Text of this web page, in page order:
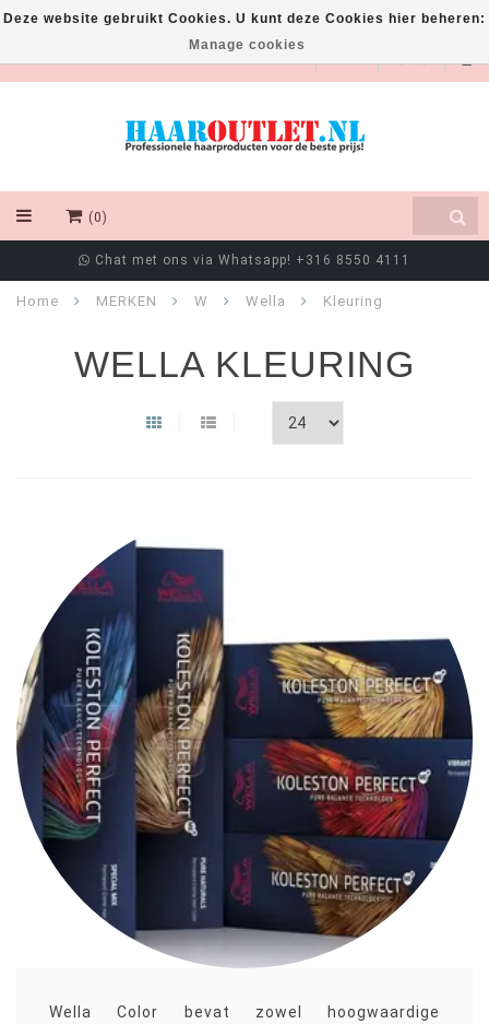
EUR
(0)
Chat met ons via Whatsapp! +316 8550 4111
Home MERKEN W Wella Kleuring
WELLA KLEURING
Wella Color bevat zowel hoogwaardige
Deze website gebruikt Cookies. U kunt deze Cookies hier beheren:
Manage cookies